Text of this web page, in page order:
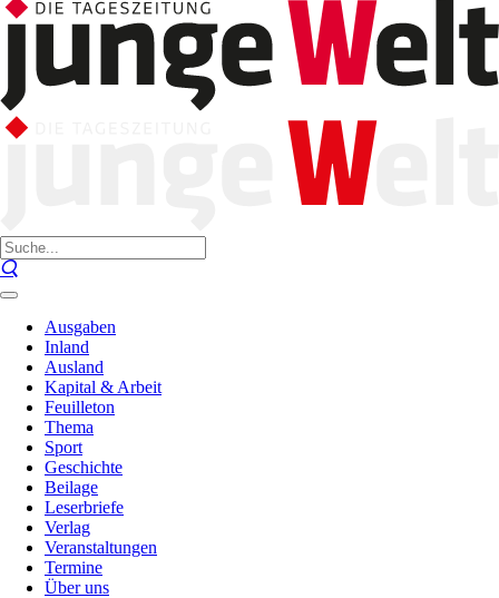
Ausgaben
Inland
Ausland
Kapital & Arbeit
Feuilleton
Thema
Sport
Geschichte
Beilage
Leserbriefe
Verlag
Veranstaltungen
Termine
Über uns